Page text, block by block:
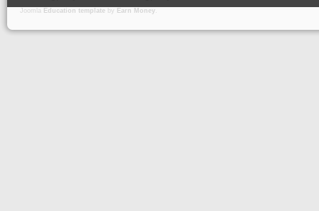
Joomla Education template by Earn Money